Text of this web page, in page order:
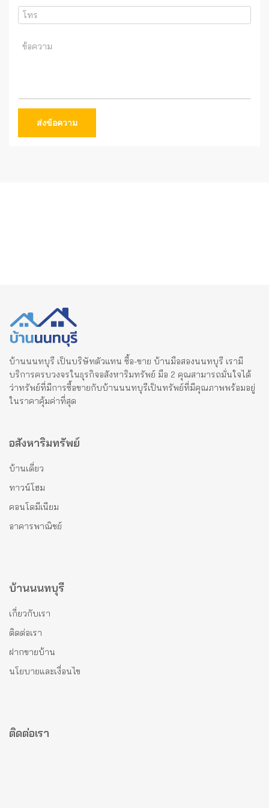
ส่งข้อความ
บ้านนนทบุรี เป็นบริษัทตัวแทน ซื้อ-ขาย บ้านมือสองนนทบุรี เรามี
บริการครบวงจรในธุรกิจอสังหาริมทรัพย์ มือ 2 คุณสามารถมั่นใจได้
ว่าทรัพย์ที่มีการซื้อขายกับบ้านนนทบุรีเป็นทรัพย์ที่มีคุณภาพพร้อมอยู่
ในราคาคุ้มค่าที่สุด
อสังหาริมทรัพย์
บ้านเดี่ยว
ทาวน์โฮม
คอนโดมีเนียม
อาคารพาณิชย์
บ้านนนทบุรี
เกี่ยวกับเรา
ติดต่อเรา
ฝากขายบ้าน
นโยบายและเงื่อนไข
ติดต่อเรา